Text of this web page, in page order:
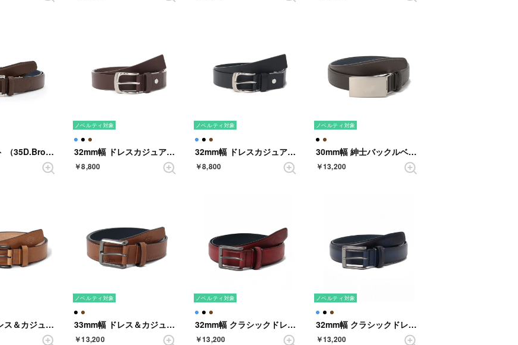
メンズベルト （35D.Brown）
ノベルティ対象
32mm幅 ドレスカジュアルベルト （DARKBROWN）
￥8,800
ノベルティ対象
32mm幅 ドレスカジュアルベルト （NAVY）
￥8,800
ノベルティ対象
30mm幅 紳士バックルベルト （DARKBROWN）
￥13,200
33mm幅 ドレス＆カジュアルベルト （BROWN）
ノベルティ対象
33mm幅 ドレス＆カジュアルベルト （BROWN）
￥13,200
ノベルティ対象
32mm幅 クラシックドレス&カジュアルベルト （BROWN）
￥13,200
ノベルティ対象
32mm幅 クラシックドレス&カジュアルベルト （NAVY）
￥13,200